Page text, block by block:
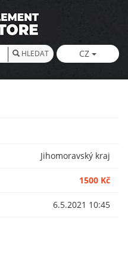
HLEDAT CZ
Jihomoravský kraj
1500 Kč
6.5.2021 10:45